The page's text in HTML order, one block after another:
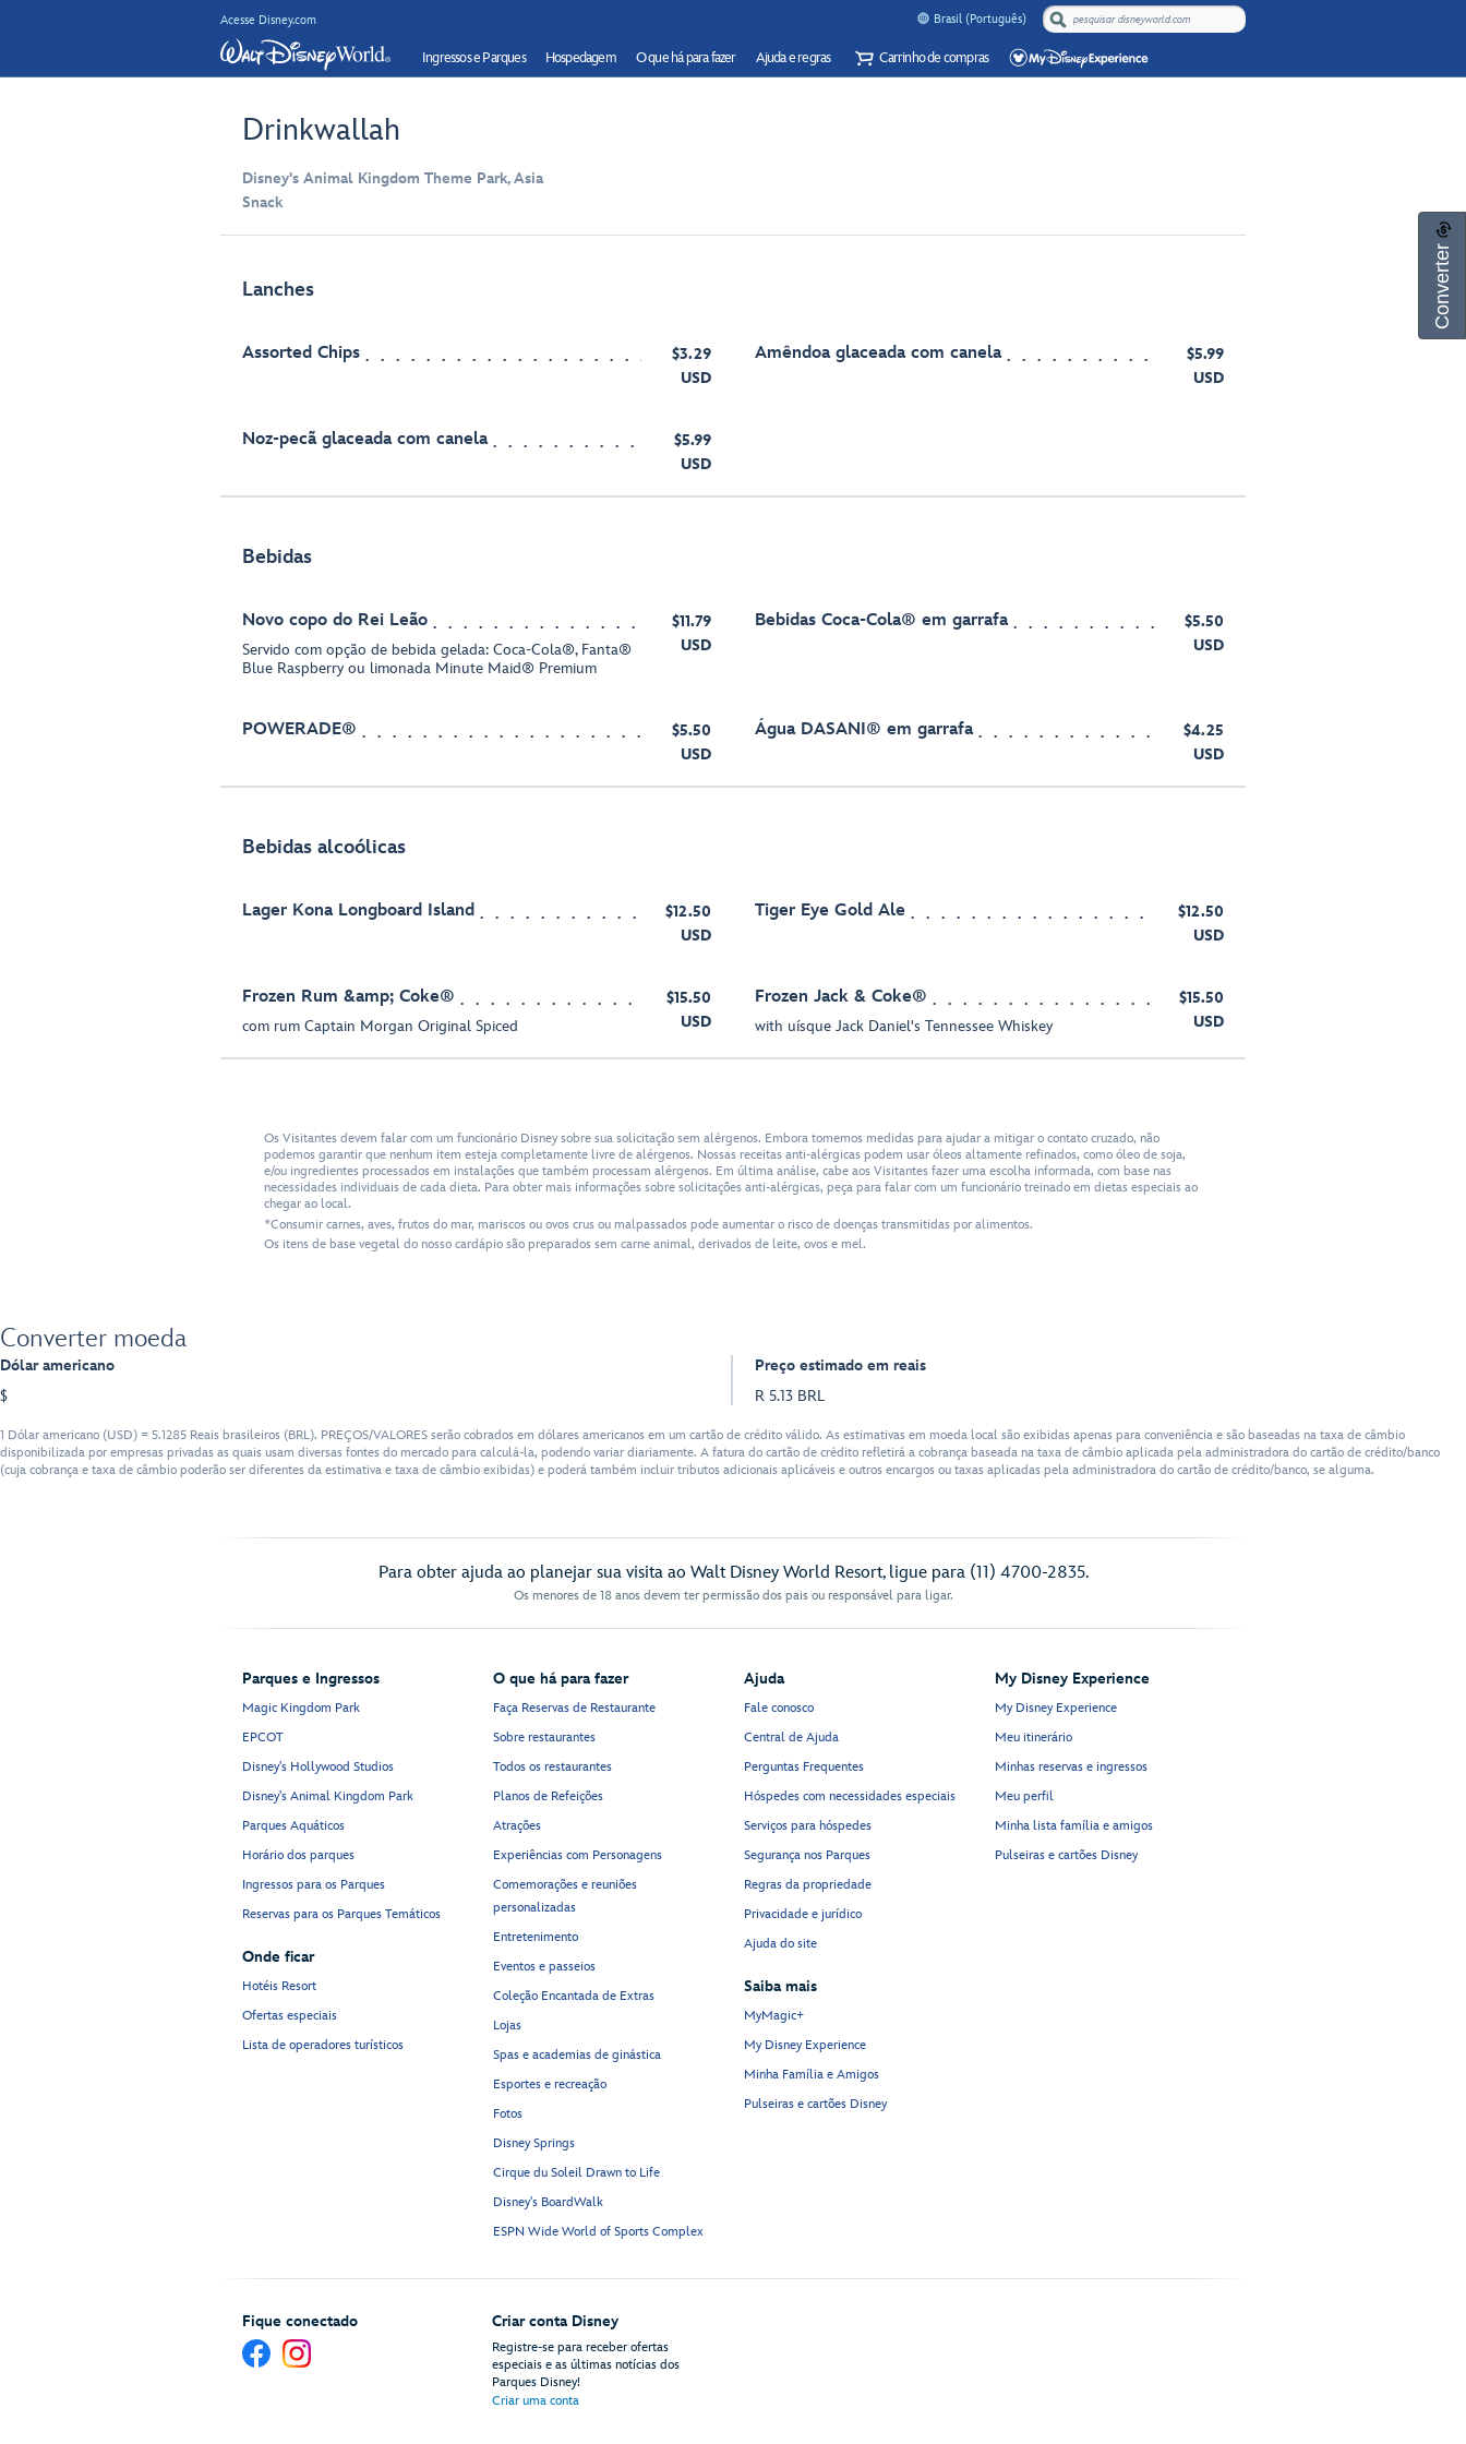
Acesse Disney.com Brasil (Português)
Ingressos e Parques Hospedagem O que há para fazer Ajuda e regras Carrinho de compras
Drinkwallah
Disney's Animal Kingdom Theme Park, Asia
Snack
Lanches
Assorted Chips
$3.29
USD
Amêndoa glaceada com canela
$5.99
USD
Noz-pecã glaceada com canela
$5.99
USD
Bebidas
Novo copo do Rei Leão
Servido com opção de bebida gelada: Coca-Cola®, Fanta®
Blue Raspberry ou limonada Minute Maid® Premium
$11.79
USD
Bebidas Coca-Cola® em garrafa
$5.50
USD
POWERADE®
$5.50
USD
Água DASANI® em garrafa
$4.25
USD
Bebidas alcoólicas
Lager Kona Longboard Island
$12.50
USD
Tiger Eye Gold Ale
$12.50
USD
Frozen Rum &amp; Coke®
com rum Captain Morgan Original Spiced
$15.50
USD
Frozen Jack & Coke®
with uísque Jack Daniel's Tennessee Whiskey
$15.50
USD
Os Visitantes devem falar com um funcionário Disney sobre sua solicitação sem alérgenos. Embora tomemos medidas para ajudar a mitigar o contato cruzado, não
podemos garantir que nenhum item esteja completamente livre de alérgenos. Nossas receitas anti-alérgicas podem usar óleos altamente refinados, como óleo de soja,
e/ou ingredientes processados em instalações que também processam alérgenos. Em última análise, cabe aos Visitantes fazer uma escolha informada, com base nas
necessidades individuais de cada dieta. Para obter mais informações sobre solicitações anti-alérgicas, peça para falar com um funcionário treinado em dietas especiais ao
chegar ao local.
*Consumir carnes, aves, frutos do mar, mariscos ou ovos crus ou malpassados pode aumentar o risco de doenças transmitidas por alimentos.
Os itens de base vegetal do nosso cardápio são preparados sem carne animal, derivados de leite, ovos e mel.
Converter
Converter moeda
Dólar americano
$
Preço estimado em reais
R 5.13 BRL
1 Dólar americano (USD) = 5.1285 Reais brasileiros (BRL). PREÇOS/VALORES serão cobrados em dólares americanos em um cartão de crédito válido. As estimativas em moeda local são exibidas apenas para conveniência e são baseadas na taxa de câmbio
disponibilizada por empresas privadas as quais usam diversas fontes do mercado para calculá-la, podendo variar diariamente. A fatura do cartão de crédito refletirá a cobrança baseada na taxa de câmbio aplicada pela administradora do cartão de crédito/banco
(cuja cobrança e taxa de câmbio poderão ser diferentes da estimativa e taxa de câmbio exibidas) e poderá também incluir tributos adicionais aplicáveis e outros encargos ou taxas aplicadas pela administradora do cartão de crédito/banco, se alguma.
Para obter ajuda ao planejar sua visita ao Walt Disney World Resort, ligue para (11) 4700-2835.
Os menores de 18 anos devem ter permissão dos pais ou responsável para ligar.
Parques e Ingressos
Magic Kingdom Park
EPCOT
Disney's Hollywood Studios
Disney's Animal Kingdom Park
Parques Aquáticos
Horário dos parques
Ingressos para os Parques
Reservas para os Parques Temáticos
Onde ficar
Hotéis Resort
Ofertas especiais
Lista de operadores turísticos
O que há para fazer
Faça Reservas de Restaurante
Sobre restaurantes
Todos os restaurantes
Planos de Refeições
Atrações
Experiências com Personagens
Comemorações e reuniões
personalizadas
Entretenimento
Eventos e passeios
Coleção Encantada de Extras
Lojas
Spas e academias de ginástica
Esportes e recreação
Fotos
Disney Springs
Cirque du Soleil Drawn to Life
Disney's BoardWalk
ESPN Wide World of Sports Complex
Ajuda
Fale conosco
Central de Ajuda
Perguntas Frequentes
Hóspedes com necessidades especiais
Serviços para hóspedes
Segurança nos Parques
Regras da propriedade
Privacidade e jurídico
Ajuda do site
Saiba mais
MyMagic+
My Disney Experience
Minha Família e Amigos
Pulseiras e cartões Disney
My Disney Experience
My Disney Experience
Meu itinerário
Minhas reservas e ingressos
Meu perfil
Minha lista família e amigos
Pulseiras e cartões Disney
Fique conectado Criar conta Disney
Registre-se para receber ofertas
especiais e as últimas notícias dos
Parques Disney!
Criar uma conta